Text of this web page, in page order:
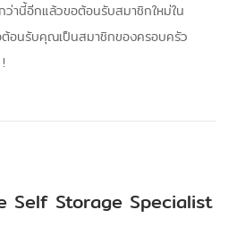
านี้อีกแล้วขอต้อนรับสมาชิกใหม่ใน
ต้อนรับคุณเป็นสมาชิกของครอบครัว
!
Self Storage Specialist